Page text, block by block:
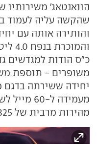
שהקשה עליה לעמוד
כ"ס הודות למגדשים
מהירות מרבית של 325 קמ"ש.